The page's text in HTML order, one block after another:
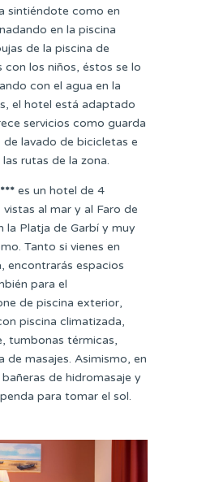
sintiéndote como en
en la piscina
de la piscina de
con los niños, éstos se lo
con el agua en la
el hotel está adaptado
servicios como guarda
lavado de bicicletas e
rutas de la zona.
es un hotel de 4
al mar y al Faro de
la Platja de Garbí y muy
Tanto si vienes en
encontrarás espacios
para el
de piscina exterior,
piscina climatizada,
tumbonas térmicas,
de masajes. Asimismo, en
de hidromasaje y
para tomar el sol.